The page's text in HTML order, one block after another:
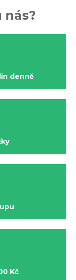
nás?
denně
Kč